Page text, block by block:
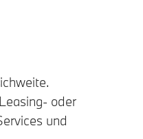
oder
und